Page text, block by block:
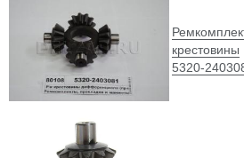
крестовины
5320-